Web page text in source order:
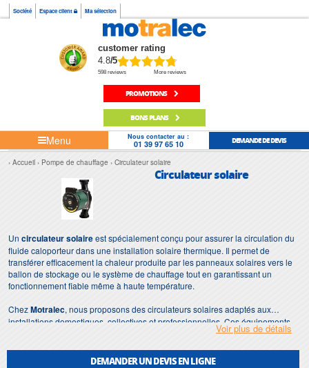
Société Espace client Ma sélection
customer rating
4.8/5
598 reviews More reviews
PROMOTIONS
BONS PLANS
Menu Nous contacter au :
01 39 97 65 10 DEMANDE DE DEVIS
Accueil Pompe de chauffage Circulateur solaire
Circulateur solaire
Un circulateur solaireest spécialement conçu pour assurer la circulation du
fluide caloporteur dans une installation solaire thermique. Il permet de
transférer efficacement la chaleur produite par les panneaux solaires vers le
ballon de stockage ou le système de chauffage tout en garantissant un
fonctionnement fiable même à haute température.
ChezMotralec, nous proposons des circulateurs solaires adaptés aux
installations domestiques, collectives et professionnelles. Ces équipements
sont conçus pour résister aux contraintes spécifiques des circuits solaires
les cycles de fonctionnement intensifs.
Voir plus de détails
DEMANDER UN DEVIS EN LIGNE